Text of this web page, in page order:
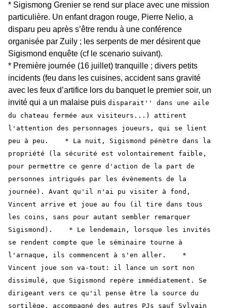
* Sigismong Grenier se rend sur place avec une mission
particulière. Un enfant dragon rouge, Pierre Nelio, a
disparu peu après s’être rendu à une conférence
organisée par Zuily ; les serpents de mer désirent que
Sigismond enquête (cf le scenario suivant).
* Première journée (16 juillet) tranquille ; divers petits
incidents (feu dans les cuisines, accident sans gravité
avec les feux d’artifice lors du banquet le premier soir, un
invité qui a un malaise puisdisparait'' dans une aile
du chateau fermée aux visiteurs...) attirent
l'attention des personnages joueurs, qui se lient
peu à peu. * La nuit, Sigismond pénètre dans la
propriété (la sécurité est volontairement faible,
pour permettre ce genre d'action de la part de
personnes intrigués par les évènements de la
journée). Avant qu'il n'ai pu visiter à fond,
Vincent arrive et joue au fou (il tire dans tous
les coins, sans pour autant sembler remarquer
Sigismond). * Le lendemain, lorsque les invités
se rendent compte que le séminaire tourne à
l'arnaque, ils commencent à s'en aller. *
Vincent joue son va-tout: il lance un sort non
dissimulé, que Sigismond repère immédiatement. Se
dirigeant vers ce qu'il pense être la source du
sortilège, accompagné des autres PJs sauf Sylvain